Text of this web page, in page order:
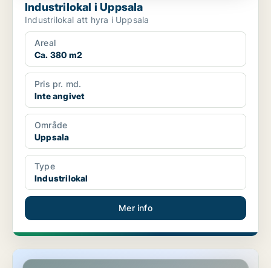
Industrilokal i Uppsala
Industrilokal att hyra i Uppsala
Areal
Ca. 380 m2
Pris pr. md.
Inte angivet
Område
Uppsala
Type
Industrilokal
Mer info
Industrilokal i Västerås